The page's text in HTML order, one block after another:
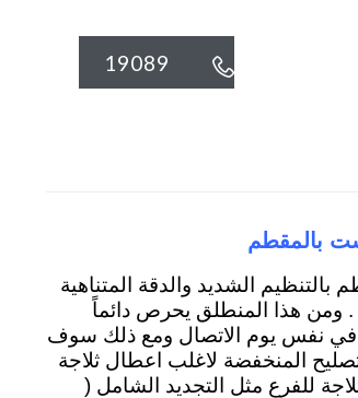

19089
بالمقطم
الشديد والدقة المتناهية
. ومن هذا المنطلق يحرص دائماً
في نفس يوم الاتصال ومع ذلك سوف
المنخفضة لاغلب اعطال ثلاجة
للفرع مثل التجديد الشامل (